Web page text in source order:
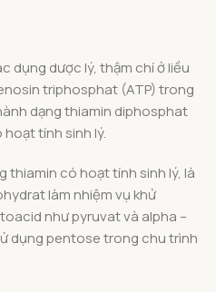
dụng dược lý, thậm chí ở liều
triphosphat (ATP) trong
dạng thiamin diphosphat
tính sinh lý.
thiamin có hoạt tính sinh lý, là
làm nhiệm vụ khử
như pyruvat và alpha –
dụng pentose trong chu trình